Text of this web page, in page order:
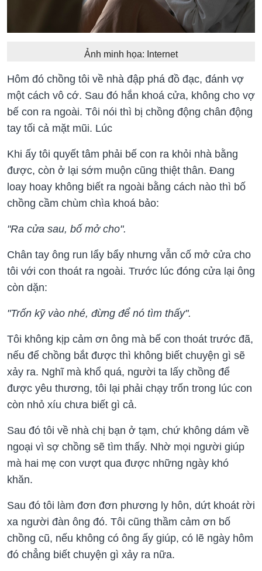
Ảnh minh họa: Internet
Hôm đó chồng tôi về nhà đập phá đồ đạc, đánh vợ
một cách vô cớ. Sau đó hắn khoá cửa, không cho vợ
bế con ra ngoài. Tôi nói thì bị chồng động chân động
tay tối cả mặt mũi. Lúc
Khi ấy tôi quyết tâm phải bế con ra khỏi nhà bằng
được, còn ở lại sớm muộn cũng thiệt thân. Đang
loay hoay không biết ra ngoài bằng cách nào thì bố
chồng cầm chùm chìa khoá bảo:
"Ra cửa sau, bố mở cho".
Chân tay ông run lẩy bẩy nhưng vẫn cố mở cửa cho
tôi với con thoát ra ngoài. Trước lúc đóng cửa lại ông
còn dặn:
"Trốn kỹ vào nhé, đừng để nó tìm thấy".
Tôi không kịp cảm ơn ông mà bế con thoát trước đã,
nếu để chồng bắt được thì không biết chuyện gì sẽ
xảy ra. Nghĩ mà khổ quá, người ta lấy chồng để
được yêu thương, tôi lại phải chạy trốn trong lúc con
còn nhỏ xíu chưa biết gì cả.
Sau đó tôi về nhà chị bạn ở tạm, chứ không dám về
ngoại vì sợ chồng sẽ tìm thấy. Nhờ mọi người giúp
mà hai mẹ con vượt qua được những ngày khó
khăn.
Sau đó tôi làm đơn đơn phương ly hôn, dứt khoát rời
xa người đàn ông đó. Tôi cũng thầm cảm ơn bố
chồng cũ, nếu không có ông ấy giúp, có lẽ ngày hôm
đó chẳng biết chuyện gì xảy ra nữa.